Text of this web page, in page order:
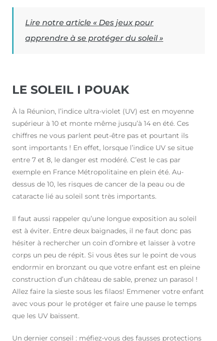
Lire notre article « Des jeux pour
apprendre à se protéger du soleil »
LE SOLEIL I POUAK
À la Réunion, l’indice ultra-violet (UV) est en moyenne
supérieur à 10 et monte même jusqu’à 14 en été. Ces
chiffres ne vous parlent peut-être pas et pourtant ils
sont importants ! En effet, lorsque l’indice UV se situe
entre 7 et 8, le danger est modéré. C’est le cas par
exemple en France Métropolitaine en plein été. Au-
dessus de 10, les risques de cancer de la peau ou de
cataracte lié au soleil sont très importants.
Il faut aussi rappeler qu’une longue exposition au soleil
est à éviter. Entre deux baignades, il ne faut donc pas
hésiter à rechercher un coin d’ombre et laisser à votre
corps un peu de répit. Si vous êtes sur le point de vous
endormir en bronzant ou que votre enfant est en pleine
construction d’un château de sable, prenez un parasol !
Allez faire la sieste sous les filaos! Emmener votre enfant
avec vous pour le protéger et faire une pause le temps
que les UV baissent.
Un dernier conseil : méfiez-vous des fausses protections